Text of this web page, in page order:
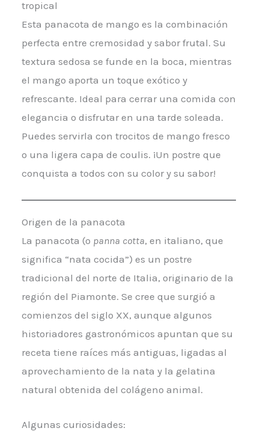
tropical
Esta panacota de mango es la combinación
perfecta entre cremosidad y sabor frutal. Su
textura sedosa se funde en la boca, mientras
el mango aporta un toque exótico y
refrescante. Ideal para cerrar una comida con
elegancia o disfrutar en una tarde soleada.
Puedes servirla con trocitos de mango fresco
o una ligera capa de coulis. ¡Un postre que
conquista a todos con su color y su sabor!
Origen de la panacota
La panacota (o panna cotta, en italiano, que
significa “nata cocida”) es un postre
tradicional del norte de Italia, originario de la
región del Piamonte. Se cree que surgió a
comienzos del siglo XX, aunque algunos
historiadores gastronómicos apuntan que su
receta tiene raíces más antiguas, ligadas al
aprovechamiento de la nata y la gelatina
natural obtenida del colágeno animal.
Algunas curiosidades: